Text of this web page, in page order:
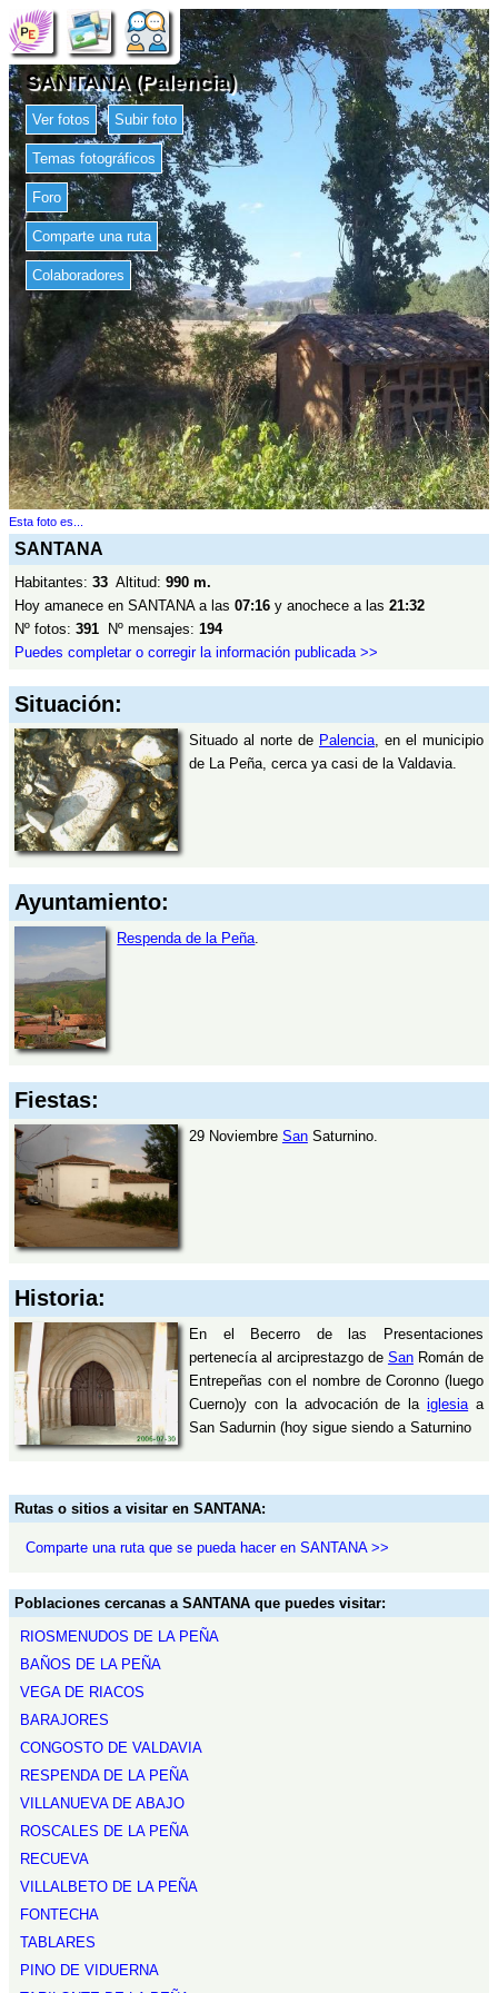
SANTANA (Palencia)
Ver fotos Subir foto
Temas fotográficos
Foro
Comparte una ruta
Colaboradores
Esta foto es...
SANTANA
Habitantes: 33 Altitud: 990 m.
Hoy amanece en SANTANA a las 07:16 y anochece a las 21:32
Nº fotos: 391 Nº mensajes: 194
Puedes completar o corregir la información publicada >>
Situación:
Situado al norte de Palencia, en el municipio
de La Peña, cerca ya casi de la Valdavia.
Ayuntamiento:
Respenda de la Peña.
Fiestas:
29 Noviembre SanSaturnino.
Historia:
En el Becerro de las Presentaciones
pertenecía al arciprestazgo de SanRomán de
Entrepeñas con el nombre de Coronno (luego
Cuerno)y con la advocación de laiglesiaa
San Sadurnin (hoy sigue siendo a Saturnino
Rutas o sitios a visitar en SANTANA:
Comparte una ruta que se pueda hacer en SANTANA >>
Poblaciones cercanas a SANTANA que puedes visitar:
RIOSMENUDOS DE LA PEÑA
BAÑOS DE LA PEÑA
VEGA DE RIACOS
BARAJORES
CONGOSTO DE VALDAVIA
RESPENDA DE LA PEÑA
VILLANUEVA DE ABAJO
ROSCALES DE LA PEÑA
RECUEVA
VILLALBETO DE LA PEÑA
FONTECHA
TABLARES
PINO DE VIDUERNA